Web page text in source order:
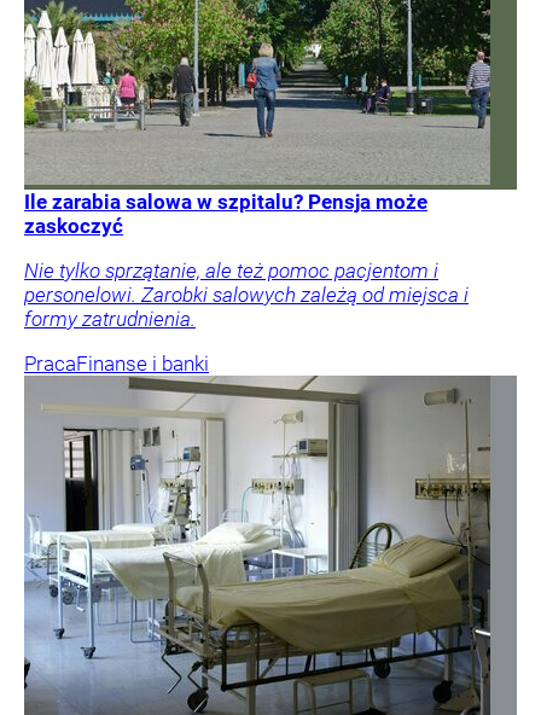
Ile zarabia salowa w szpitalu? Pensja może
zaskoczyć
Nie tylko sprzątanie, ale też pomoc pacjentom i
personelowi. Zarobki salowych zależą od miejsca i
formy zatrudnienia.
PracaFinanse i banki